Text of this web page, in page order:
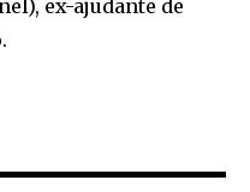
ex-ajudante de